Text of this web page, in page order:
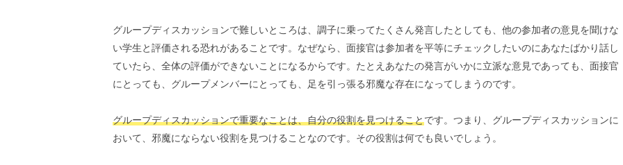
グループディスカッションで難しいところは、調子に乗ってたくさん発言したとしても、他の参加者の意見を聞けな
い学生と評価される恐れがあることです。なぜなら、面接官は参加者を平等にチェックしたいのにあなたばかり話し
ていたら、全体の評価ができないことになるからです。たとえあなたの発言がいかに立派な意見であっても、面接官
にとっても、グループメンバーにとっても、足を引っ張る邪魔な存在になってしまうのです。
グループディスカッションで重要なことは、自分の役割を見つけることです。つまり、グループディスカッションに
おいて、邪魔にならない役割を見つけることなのです。その役割は何でも良いでしょう。